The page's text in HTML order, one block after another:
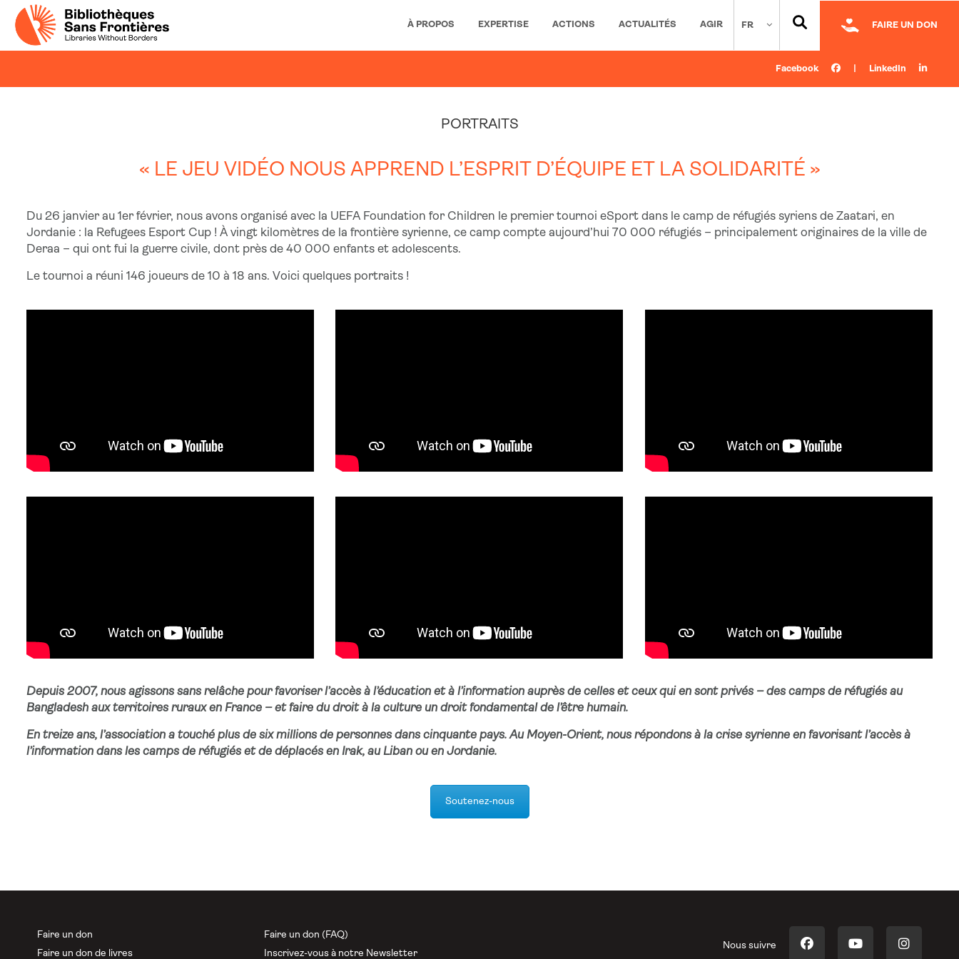
FR FAIRE UN DON
À PROPOS EXPERTISE ACTIONS ACTUALITÉS AGIR
Facebook LinkedIn
PORTRAITS
« LE JEU VIDÉO NOUS APPREND L’ESPRIT D’ÉQUIPE ET LA SOLIDARITÉ »
Du 26 janvier au 1er février, nous avons organisé avec la UEFA Foundation for Children le premier tournoi eSport dans le camp de réfugiés syriens de Zaatari, en
Jordanie : la Refugees Esport Cup ! À vingt kilomètres de la frontière syrienne, ce camp compte aujourd’hui 70 000 réfugiés – principalement originaires de la ville de
Deraa – qui ont fui la guerre civile, dont près de 40 000 enfants et adolescents.
Le tournoi a réuni 146 joueurs de 10 à 18 ans. Voici quelques portraits !
Depuis 2007, nous agissons sans relâche pour favoriser l’accès à l’éducation et à l’information auprès de celles et ceux qui en sont privés – des camps de réfugiés au
Bangladesh aux territoires ruraux en France – et faire du droit à la culture un droit fondamental de l’être humain.
En treize ans, l’association a touché plus de six millions de personnes dans cinquante pays. Au Moyen-Orient, nous répondons à la crise syrienne en favorisant l’accès à
l’information dans les camps de réfugiés et de déplacés en Irak, au Liban ou en Jordanie.
Soutenez-nous
Faire un don
Faire un don de livres
Faire un don (FAQ)
Inscrivez-vous à notre Newsletter
Nous suivre